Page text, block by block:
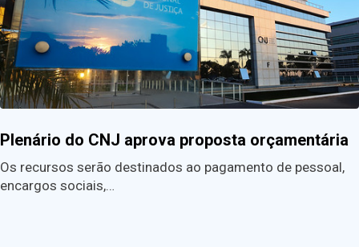
Plenário do CNJ aprova proposta orçamentária
Os recursos serão destinados ao pagamento de pessoal,
encargos sociais,…